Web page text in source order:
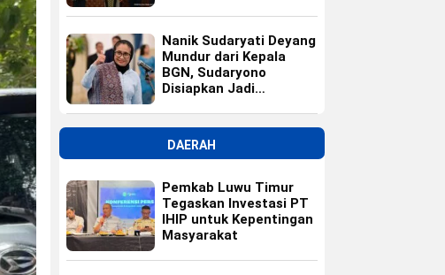
Nanik Sudaryati Deyang
Mundur dari Kepala
BGN, Sudaryono
Disiapkan Jadi
DAERAH
Pemkab Luwu Timur
Tegaskan Investasi PT
IHIP untuk Kepentingan
Masyarakat